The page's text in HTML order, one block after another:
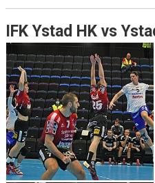
IFK Ystad HK vs